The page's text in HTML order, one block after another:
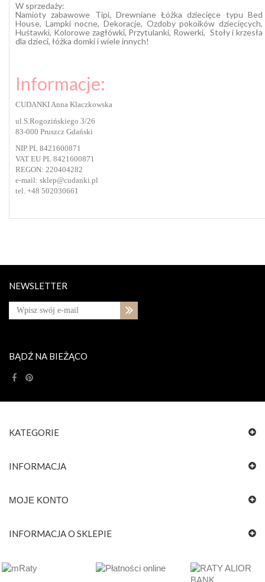
W sprzedaży:
Namioty zabawowe Tipi, Drewniane Łóżka dziecięce typu Bed
House, Lampki nocne, Dekoracje, Ozdoby pokoików dziecięcych,
Huśtawki, Kolorowe zagłówki, Przytulanki, Rowerki, Stoły i krzesła
dla dzieci, łóżka domki i wiele innych!
Informacje:
CUDANKI Anna Klaczkowska
ul.S.Rogozińskiego 3/26
83-000 Pruszcz Gdański
NIP PL 8421600871
VAT EU PL 8421600871
REGON: 220404282
e-mail: sklep@cudanki.pl
tel. +48 502030661
NEWSLETTER
BĄDŹ NA BIEŻĄCO
KATEGORIE
INFORMACJA
MOJE KONTO
INFORMACJA O SKLEPIE